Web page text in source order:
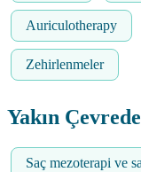
Auriculotherapy
Zehirlenmeler
Yakın
Saç mezoterapi ve